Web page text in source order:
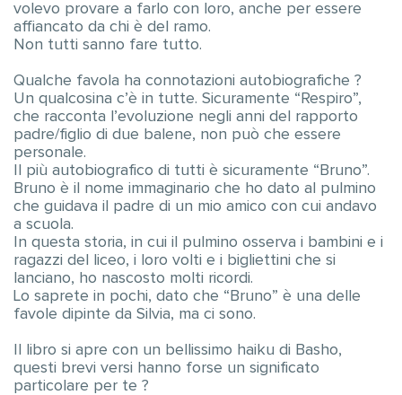
volevo provare a farlo con loro, anche per essere
affiancato da chi è del ramo.
Non tutti sanno fare tutto.
Qualche favola ha connotazioni autobiografiche ?
Un qualcosina c’è in tutte. Sicuramente “Respiro”,
che racconta l’evoluzione negli anni del rapporto
padre/figlio di due balene, non può che essere
personale.
Il più autobiografico di tutti è sicuramente “Bruno”.
Bruno è il nome immaginario che ho dato al pulmino
che guidava il padre di un mio amico con cui andavo
a scuola.
In questa storia, in cui il pulmino osserva i bambini e i
ragazzi del liceo, i loro volti e i bigliettini che si
lanciano, ho nascosto molti ricordi.
Lo saprete in pochi, dato che “Bruno” è una delle
favole dipinte da Silvia, ma ci sono.
Il libro si apre con un bellissimo haiku di Basho,
questi brevi versi hanno forse un significato
particolare per te ?